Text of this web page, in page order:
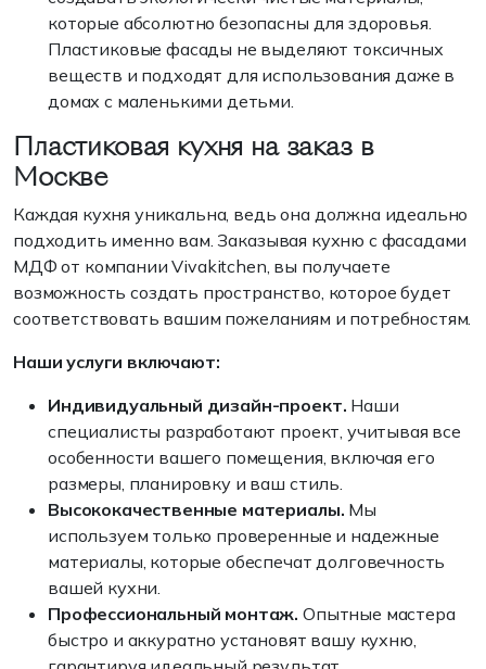
которые абсолютно безопасны для здоровья.
Пластиковые фасады не выделяют токсичных
веществ и подходят для использования даже в
домах с маленькими детьми.
Пластиковая кухня на заказ в
Москве
Каждая кухня уникальна, ведь она должна идеально
подходить именно вам. Заказывая кухню с фасадами
МДФ от компании Vivakitchen, вы получаете
возможность создать пространство, которое будет
соответствовать вашим пожеланиям и потребностям.
Наши услуги включают:
Индивидуальный дизайн-проект. Наши
специалисты разработают проект, учитывая все
особенности вашего помещения, включая его
размеры, планировку и ваш стиль.
Высококачественные материалы. Мы
используем только проверенные и надежные
материалы, которые обеспечат долговечность
вашей кухни.
Профессиональный монтаж. Опытные мастера
быстро и аккуратно установят вашу кухню,